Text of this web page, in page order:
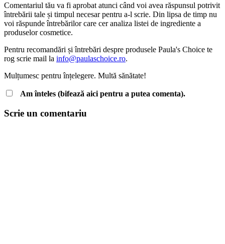
Comentariul tău va fi aprobat atunci când voi avea răspunsul potrivit
întrebării tale și timpul necesar pentru a-l scrie. Din lipsa de timp nu
voi răspunde întrebărilor care cer analiza listei de ingrediente a
produselor cosmetice.
Pentru recomandări și întrebări despre produsele Paula's Choice te
rog scrie mail la info@paulaschoice.ro.
Mulțumesc pentru înțelegere. Multă sănătate!
Am înteles (bifează aici pentru a putea comenta).
Scrie un comentariu